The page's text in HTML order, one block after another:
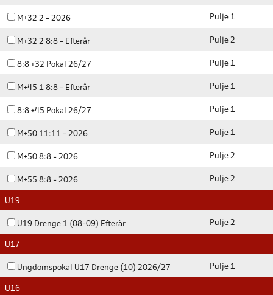
M+32 2 - 2026 Pulje 1
M+32 2 8:8 - Efterår Pulje 2
8:8 +32 Pokal 26/27 Pulje 1
M+45 1 8:8 - Efterår Pulje 1
8:8 +45 Pokal 26/27 Pulje 1
M+50 11:11 - 2026 Pulje 1
M+50 8:8 - 2026 Pulje 2
M+55 8:8 - 2026 Pulje 2
U19
U19 Drenge 1 (08-09) Efterår Pulje 2
U17
Ungdomspokal U17 Drenge (10) 2026/27 Pulje 1
U16